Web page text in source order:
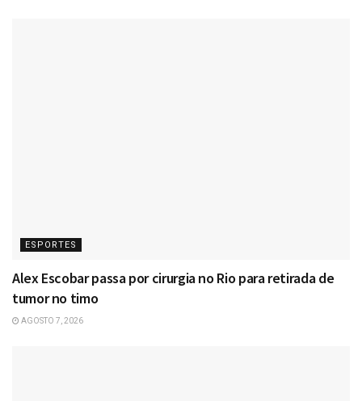
ESPORTES
Alex Escobar passa por cirurgia no Rio para retirada de
tumor no timo
AGOSTO 7, 2026